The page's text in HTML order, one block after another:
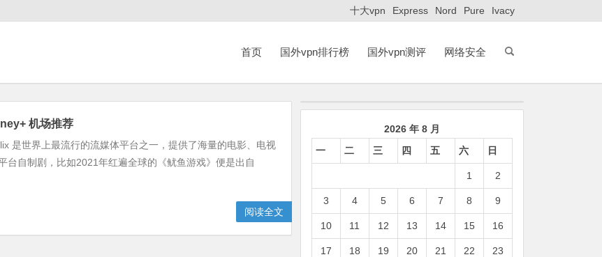
十大vpn Express Nord Pure Ivacy
首页 国外vpn排行榜 国外vpn测评 网络安全
机场推荐
是世界上最流行的流媒体平台之一，提供了海量的电影、电视
台自制剧，比如2021年红遍全球的《鱿鱼游戏》便是出自
阅读全文
2026 年 8 月
一
二 三 四 五 六 日
1 2
3 4 5 6 7 8 9
10 11 12 13 14 15 16
17 18 19 20 21 22 23